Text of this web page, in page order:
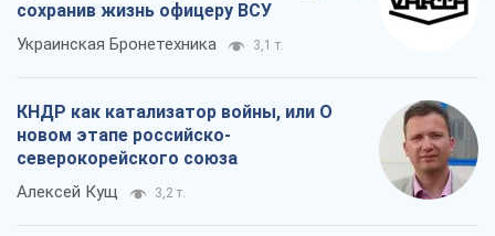
сохранив жизнь офицеру ВСУ
Украинская Бронетехника 3,1 т.
КНДР как катализатор войны, или О
новом этапе российско-
северокорейского союза
Алексей Кущ 3,2 т.